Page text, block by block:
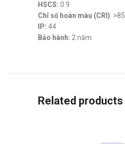
HSCS: 0.9
Chỉ số hoàn màu (CRI): >85
IP: 44
Bảo hành: 2 năm
Related products